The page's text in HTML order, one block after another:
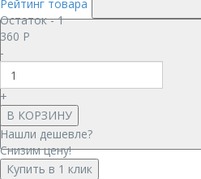
Рейтинг товара
Остаток - 1
360 Р
-
+
В КОРЗИНУ
Нашли дешевле?
Снизим цену!
Купить в 1 клик